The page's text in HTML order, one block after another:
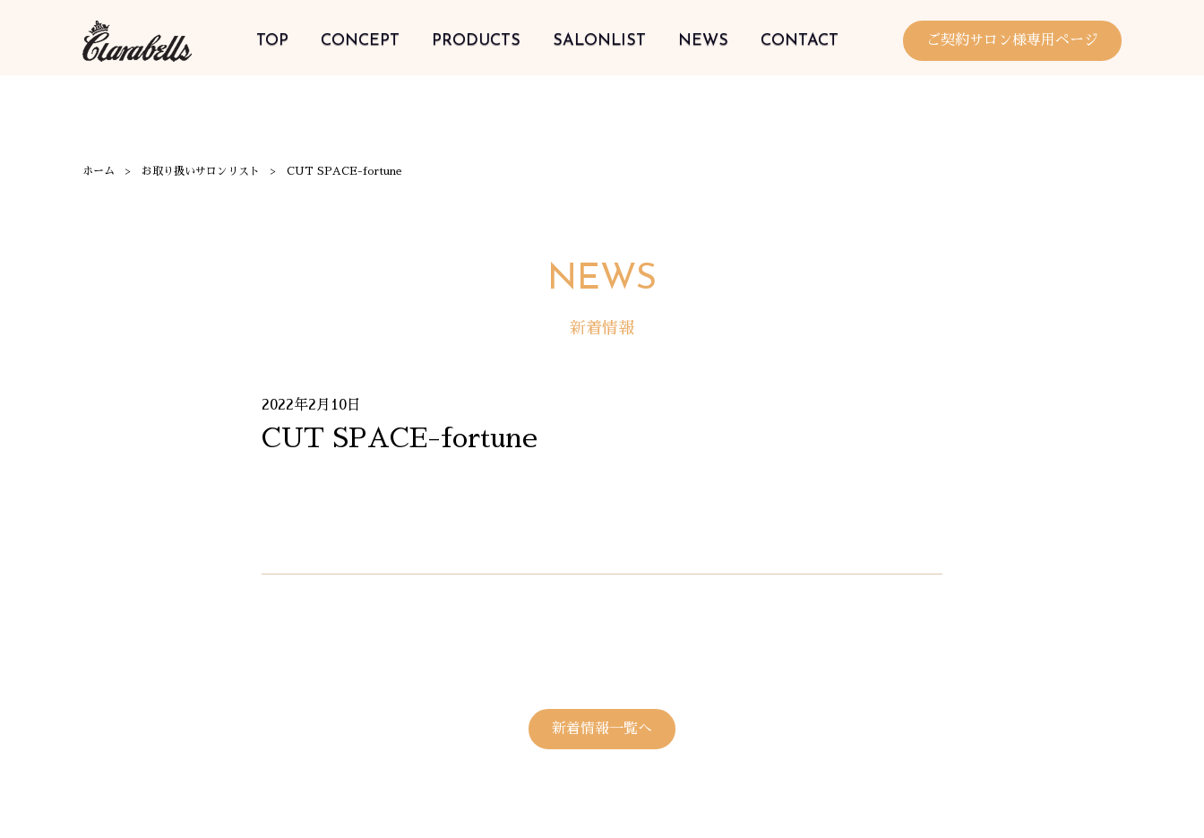
TOP CONCEPT PRODUCTS SALONLIST NEWS CONTACT ご契約サロン様専用ページ
ホーム お取り扱いサロンリスト CUT SPACE-fortune
NEWS
新着情報
2022年2月10日
CUT SPACE-fortune
新着情報一覧へ